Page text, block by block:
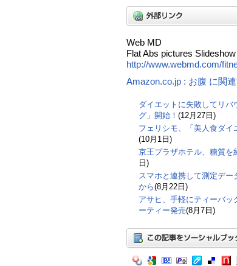
Web MD
Flat Abs pictures Slideshow
http://www.webmd.com/
Amazon.co.jp : お腹 に関
ダイエットに失敗してリ
グ」開始！ (12月27日)
フェリシモ、「美人食ダイ
(10月1日)
京王プラザホテル、糖質を
日)
スマホと連携して測定デー
から(8月22日)
アサヒ、手軽にティーバッ
ーティー発売(8月7日)